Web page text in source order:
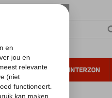
ALL INCLUSIVE WINTERZON